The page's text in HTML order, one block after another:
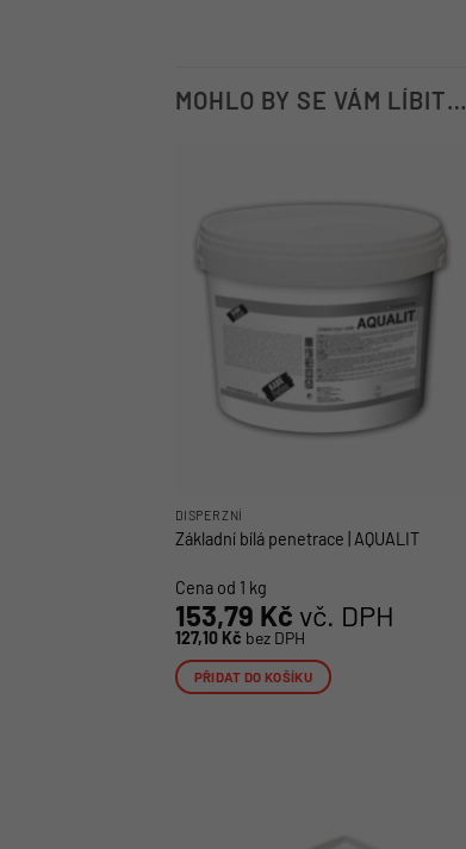
MOHLO BY SE VÁM LÍBIT…
DISPERZNÍ
Základní bílá penetrace | AQUALIT
Cena od 1 kg
153,79 Kč vč. DPH
127,10 Kč bez DPH
PŘIDAT DO KOŠÍKU